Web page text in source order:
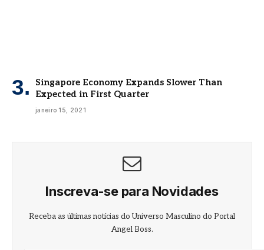
Singapore Economy Expands Slower Than
Expected in First Quarter
janeiro 15, 2021
Inscreva-se para Novidades
Receba as últimas notícias do Universo Masculino do Portal
Angel Boss.